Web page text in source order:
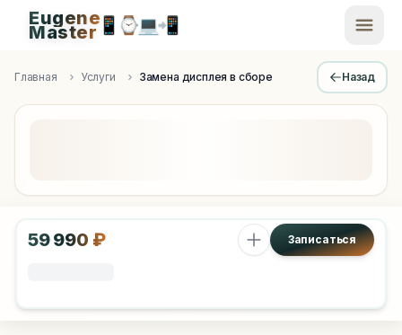
Apple Diagnostics & Engineering Authority in Saint
Eugene
Master📱 ⌚💻📲
Главная Услуги Замена дисплея в сборе Назад
59 990 ₽ Записаться